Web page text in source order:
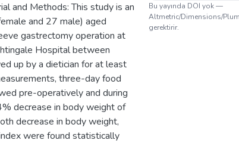
and Methods: This study is an
and 27 male) aged
gastrectomy operation at
Hospital between
up by a dietician for at least
three-day food
pre-operatively and during
decrease in body weight of
decrease in body weight,
were found statistically
Bu yayında DOI yok —
Altmetric/Dimensions/
gerektirir.